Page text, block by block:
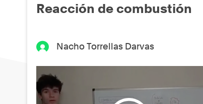
Reacción de combustión
Nacho Torrellas Darvas